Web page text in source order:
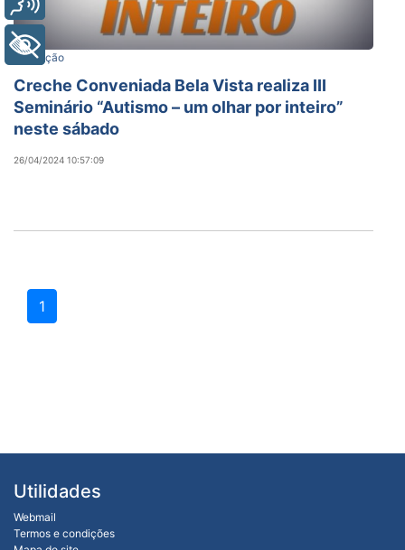
Educação
Creche Conveniada Bela Vista realiza III
Seminário “Autismo – um olhar por inteiro”
neste sábado
26/04/2024 10:57:09
1
Utilidades
Webmail
Termos e condições